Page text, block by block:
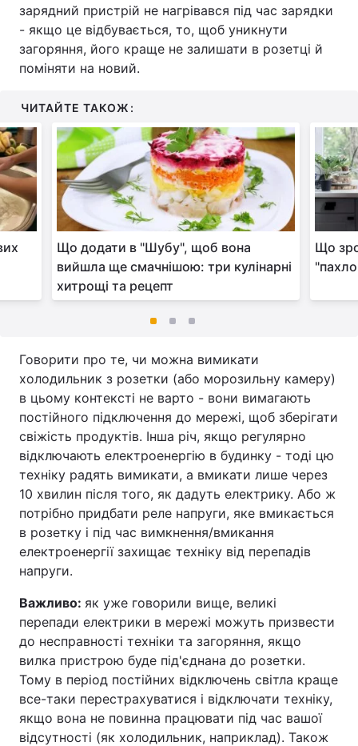
зарядний пристрій не нагрівався під час зарядки
- якщо це відбувається, то, щоб уникнути
загоряння, його краще не залишати в розетці й
поміняти на новий.
ЧИТАЙТЕ ТАКОЖ:
Що додати в "Шубу", щоб вона
вийшла ще смачнішою: три кулінарні
хитрощі та рецепт
Що
Говорити про те, чи можна вимикати
холодильник з розетки (або морозильну камеру)
в цьому контексті не варто - вони вимагають
постійного підключення до мережі, щоб зберігати
свіжість продуктів. Інша річ, якщо регулярно
відключають електроенергію в будинку - тоді цю
техніку радять вимикати, а вмикати лише через
10 хвилин після того, як дадуть електрику. Або ж
потрібно придбати реле напруги, яке вмикається
в розетку і під час вимкнення/вмикання
електроенергії захищає техніку від перепадів
напруги.
Важливо: як уже говорили вище, великі
перепади електрики в мережі можуть призвести
до несправності техніки та загоряння, якщо
вилка пристрою буде під'єднана до розетки.
Тому в період постійних відключень світла краще
все-таки перестрахуватися і відключати техніку,
якщо вона не повинна працювати під час вашої
відсутності (як холодильник, наприклад). Також